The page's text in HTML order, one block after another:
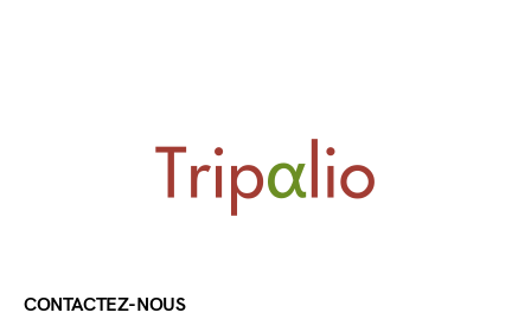
CONTACTEZ-NOUS